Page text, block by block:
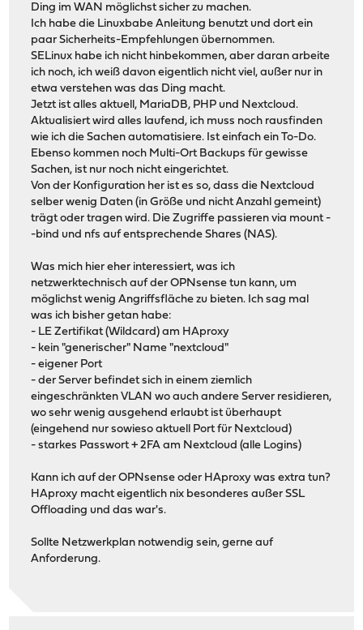
Ding im WAN möglichst sicher zu machen.
Ich habe die Linuxbabe Anleitung benutzt und dort ein
paar Sicherheits-Empfehlungen übernommen.
SELinux habe ich nicht hinbekommen, aber daran arbeite
ich noch, ich weiß davon eigentlich nicht viel, außer nur in
etwa verstehen was das Ding macht.
Jetzt ist alles aktuell, MariaDB, PHP und Nextcloud.
Aktualisiert wird alles laufend, ich muss noch rausfinden
wie ich die Sachen automatisiere. Ist einfach ein To-Do.
Ebenso kommen noch Multi-Ort Backups für gewisse
Sachen, ist nur noch nicht eingerichtet.
Von der Konfiguration her ist es so, dass die Nextcloud
selber wenig Daten (in Größe und nicht Anzahl gemeint)
trägt oder tragen wird. Die Zugriffe passieren via mount -
-bind und nfs auf entsprechende Shares (NAS).
Was mich hier eher interessiert, was ich
netzwerktechnisch auf der OPNsense tun kann, um
möglichst wenig Angriffsfläche zu bieten. Ich sag mal
was ich bisher getan habe:
- LE Zertifikat (Wildcard) am HAproxy
- kein "generischer" Name "nextcloud"
- eigener Port
- der Server befindet sich in einem ziemlich
eingeschränkten VLAN wo auch andere Server residieren,
wo sehr wenig ausgehend erlaubt ist überhaupt
(eingehend nur sowieso aktuell Port für Nextcloud)
- starkes Passwort + 2FA am Nextcloud (alle Logins)
Kann ich auf der OPNsense oder HAproxy was extra tun?
HAproxy macht eigentlich nix besonderes außer SSL
Offloading und das war's.
Sollte Netzwerkplan notwendig sein, gerne auf
Anforderung.